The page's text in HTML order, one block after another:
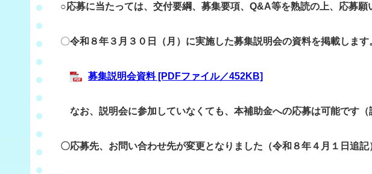
○応募に当たっては、交付要綱、募集要項、Q&A等を熟読の上、応募願
〇令和８年３月３０日（月）に実施した募集説明会の資料を掲載します
募集説明会資料 [PDFファイル／452KB]
なお、説明会に参加していなくても、本補助金への応募は可能です
〇応募先、お問い合わせ先が変更となりました（令和８年４月１日追記